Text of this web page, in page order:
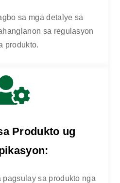
sa mga detalye sa
sa regulasyon
produkto.
Produkto ug
sa produkto nga